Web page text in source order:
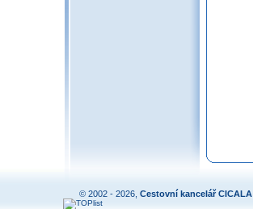
© 2002 - 2026, Cestovní kancelář CICALA